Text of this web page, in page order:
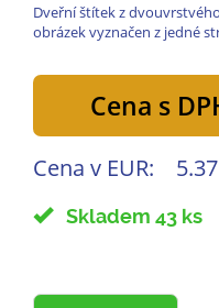
Dveřní štítek z
obrázek vyznačen z jedné
Cena s
Cena v EUR:
Skladem 43 ks